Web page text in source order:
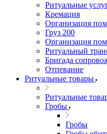
Ритуальные
Кремация
Организация
Груз 200
Организация
Ритуальный
Бригада
Отпевание
Ритуальные товары
Ритуальные
Гробы
Гробы